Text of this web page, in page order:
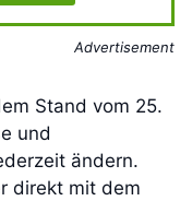
Advertisement
Stand vom 25.
und
ändern.
direkt mit dem